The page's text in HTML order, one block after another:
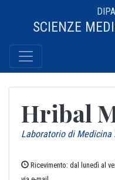
SCIENZE
Hribal
Laboratorio di Medicina
Ricevimento: dal lunedì al